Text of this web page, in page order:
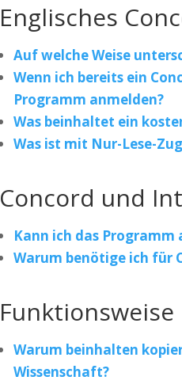
Englisches
Auf welche Weise
Wenn ich bereits ein
Programm anmelden?
Was beinhaltet ein
Was ist mit Nur-Lese-
Concord und
Kann ich das
Warum benötige ich für
Funktionsweise
Warum beinhalten
Wissenschaft?